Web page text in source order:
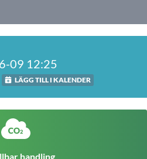
09 12:25
LÄGG TILL I KALENDER
handling